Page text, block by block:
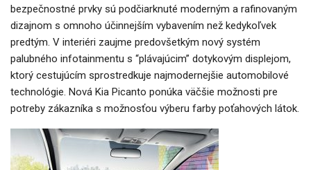
bezpečnostné prvky sú podčiarknuté moderným a rafinovaným
dizajnom s omnoho účinnejším vybavením než kedykoľvek
predtým. V interiéri zaujme predovšetkým nový systém
palubného infotainmentu s “plávajúcim” dotykovým displejom,
ktorý cestujúcím sprostredkuje najmodernejšie automobilové
technológie. Nová Kia Picanto ponúka väčšie možnosti pre
potreby zákazníka s možnosťou výberu farby poťahových látok.